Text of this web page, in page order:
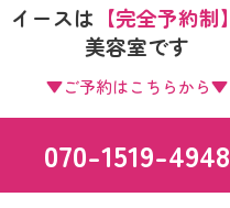
イースは 【完全予約制】
美容室です
▼ご予約はこちらから▼
070-1519-4948